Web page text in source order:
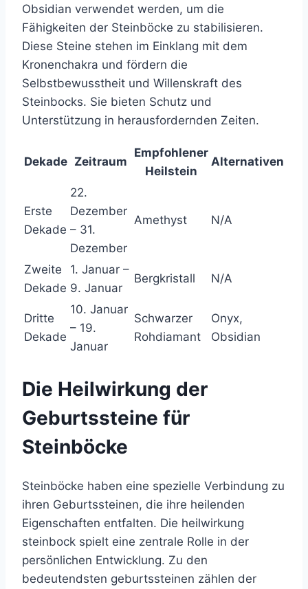
Obsidian verwendet werden, um die
Fähigkeiten der Steinböcke zu stabilisieren.
Diese Steine stehen im Einklang mit dem
Kronenchakra und fördern die
Selbstbewusstheit und Willenskraft des
Steinbocks. Sie bieten Schutz und
Unterstützung in herausfordernden Zeiten.
Dekade Zeitraum
Empfohlener
Heilstein
Alternativen
Erste
Dekade
22.
Dezember
– 31.
Dezember
Amethyst N/A
Zweite
Dekade
1. Januar –
9. Januar
Bergkristall N/A
Dritte
Dekade
10. Januar
– 19.
Januar
Schwarzer
Rohdiamant
Onyx,
Obsidian
Die Heilwirkung der
Geburtssteine für
Steinböcke
Steinböcke haben eine spezielle Verbindung zu
ihren Geburtssteinen, die ihre heilenden
Eigenschaften entfalten. Die heilwirkung
steinbock spielt eine zentrale Rolle in der
persönlichen Entwicklung. Zu den
bedeutendsten geburtssteinen zählen der